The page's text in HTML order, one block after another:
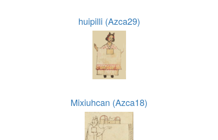
huipilli (Azca29)
Mixiuhcan (Azca18)